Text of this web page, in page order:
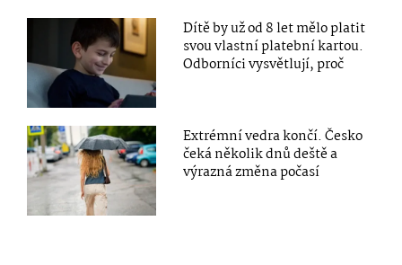
Dítě by už od 8 let mělo platit
svou vlastní platební kartou.
Odborníci vysvětlují, proč
Extrémní vedra končí. Česko
čeká několik dnů deště a
výrazná změna počasí